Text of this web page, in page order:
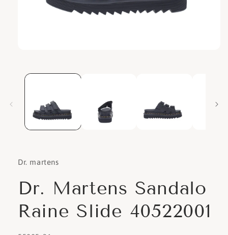
Dr. martens
Dr. Martens Sandalo
Raine Slide 40522001